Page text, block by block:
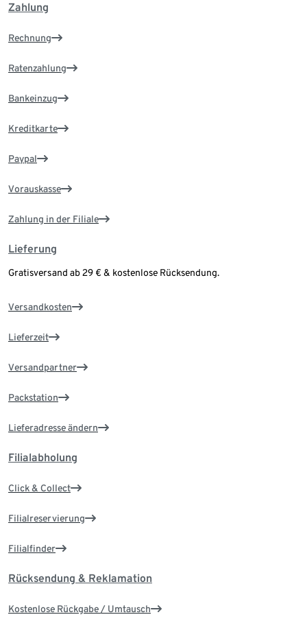
Zahlung
Rechnung
Ratenzahlung
Bankeinzug
Kreditkarte
Paypal
Vorauskasse
Zahlung in der Filiale
Lieferung
Gratisversand ab 29 € & kostenlose Rücksendung.
Versandkosten
Lieferzeit
Versandpartner
Packstation
Lieferadresse ändern
Filialabholung
Click & Collect
Filialreservierung
Filialfinder
Rücksendung & Reklamation
Kostenlose Rückgabe / Umtausch